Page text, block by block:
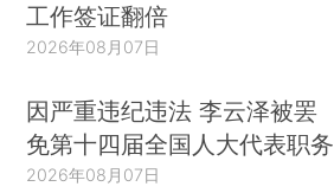
工作签证翻倍
2026年08月07日
因严重违纪违法 李云泽被罢
免第十四届全国人大代表职务
2026年08月07日